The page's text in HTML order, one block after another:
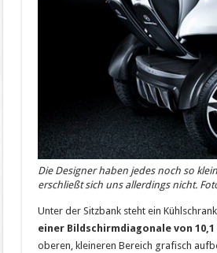
Die Designer haben jedes noch so
erschließt sich uns allerdings nicht.
Unter der Sitzbank steht ein
einer Bildschirmdiagonale von 10,1
oberen, kleineren Bereich grafisch